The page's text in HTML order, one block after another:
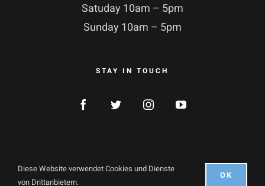
Satuday 10am – 5pm
Sunday 10am – 5pm
STAY IN TOUCH
Diese Website verwendet Cookies und Dienste
von Drittanbietern.
OK